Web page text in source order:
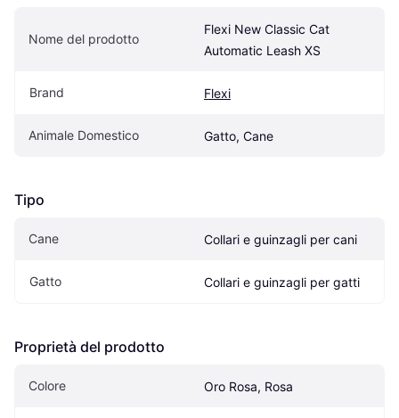
Nome del prodotto
Flexi New Classic Cat
Automatic Leash XS
Brand Flexi
Animale Domestico Gatto, Cane
Tipo
Cane Collari e guinzagli per cani
Gatto Collari e guinzagli per gatti
Proprietà del prodotto
Colore Oro Rosa, Rosa